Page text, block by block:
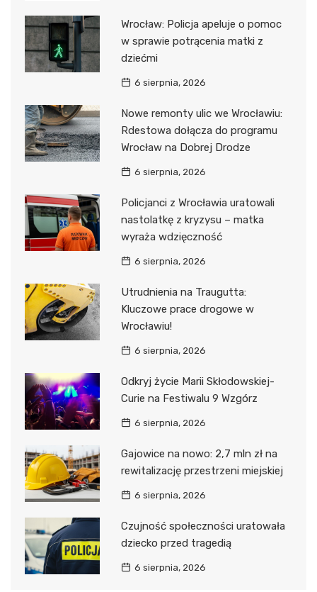
Wrocław: Policja apeluje o pomoc
w sprawie potrącenia matki z
dziećmi
6 sierpnia, 2026
Nowe remonty ulic we Wrocławiu:
Rdestowa dołącza do programu
Wrocław na Dobrej Drodze
6 sierpnia, 2026
Policjanci z Wrocławia uratowali
nastolatkę z kryzysu – matka
wyraża wdzięczność
6 sierpnia, 2026
Utrudnienia na Traugutta:
Kluczowe prace drogowe w
Wrocławiu!
6 sierpnia, 2026
Odkryj życie Marii Skłodowskiej-
Curie na Festiwalu 9 Wzgórz
6 sierpnia, 2026
Gajowice na nowo: 2,7 mln zł na
rewitalizację przestrzeni miejskiej
6 sierpnia, 2026
Czujność społeczności uratowała
dziecko przed tragedią
6 sierpnia, 2026